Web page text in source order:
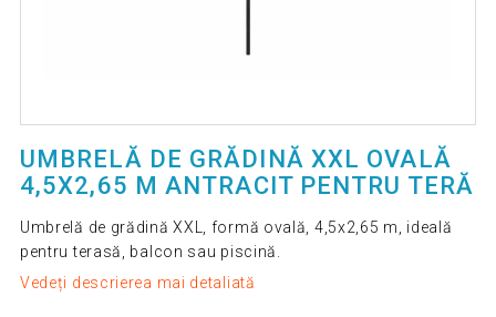
UMBRELĂ DE GRĂDINĂ XXL OVALĂ
4,5X2,65 M ANTRACIT PENTRU TERĂ
Umbrelă de grădină XXL, formă ovală, 4,5x2,65 m, ideală
pentru terasă, balcon sau piscină.
Vedeți descrierea mai detaliată